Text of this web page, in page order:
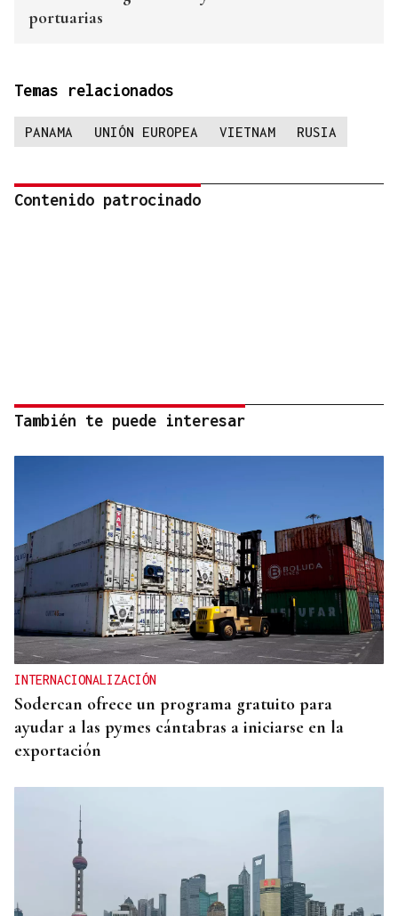
portuarias
Temas relacionados
PANAMA UNIÓN EUROPEA VIETNAM RUSIA
Contenido patrocinado
También te puede interesar
INTERNACIONALIZACIÓN
Sodercan ofrece un programa gratuito para
ayudar a las pymes cántabras a iniciarse en la
exportación